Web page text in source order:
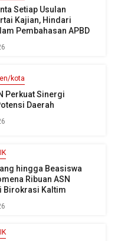
Setiap Usulan
Kajian, Hindari
Pembahasan APBD
kota
Perkuat Sinergi
Daerah
hingga Beasiswa
Ribuan ASN
Birokrasi Kaltim